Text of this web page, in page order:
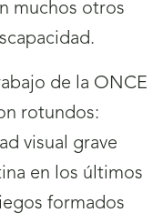
muchos otros
de la ONCE
rotundos:
visual grave
en los últimos
formados